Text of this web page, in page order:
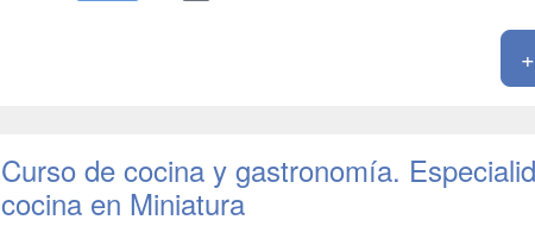
Curso de cocina y gastronomía.
cocina en Miniatura